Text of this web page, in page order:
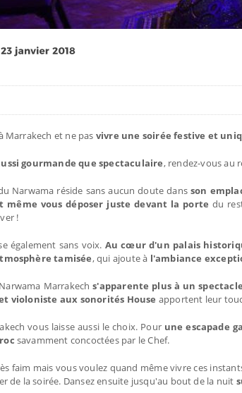
Marrakech et ne pas vivre une soirée festive et
gourmande que spectaculaire, rendez-vous au
Narwama réside sans aucun doute dans son
même vous déposer juste devant la porte du
!
également sans voix. Au cœur d'un palais
tamisée, qui ajoute à l'ambiance
Marrakechs'apparente plus à un
violoniste aux sonorités House apportent leur
vous laisse aussi le choix. Pour une escapade
savamment concoctées par le Chef.
faim mais vous voulez quand même vivre ces
de la soirée. Dansez ensuite jusqu'au bout de la nuit